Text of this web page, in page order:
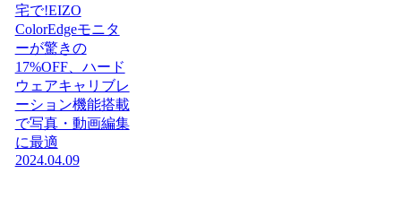
宅で!EIZO
ColorEdgeモニタ
ーが驚きの
17%OFF、ハード
ウェアキャリブレ
ーション機能搭載
で写真・動画編集
に最適
2024.04.09